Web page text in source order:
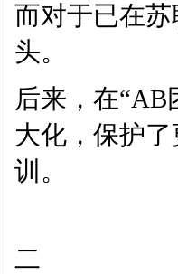
而对于已在
头。
后来，在“AB
大化，保护
训。
二